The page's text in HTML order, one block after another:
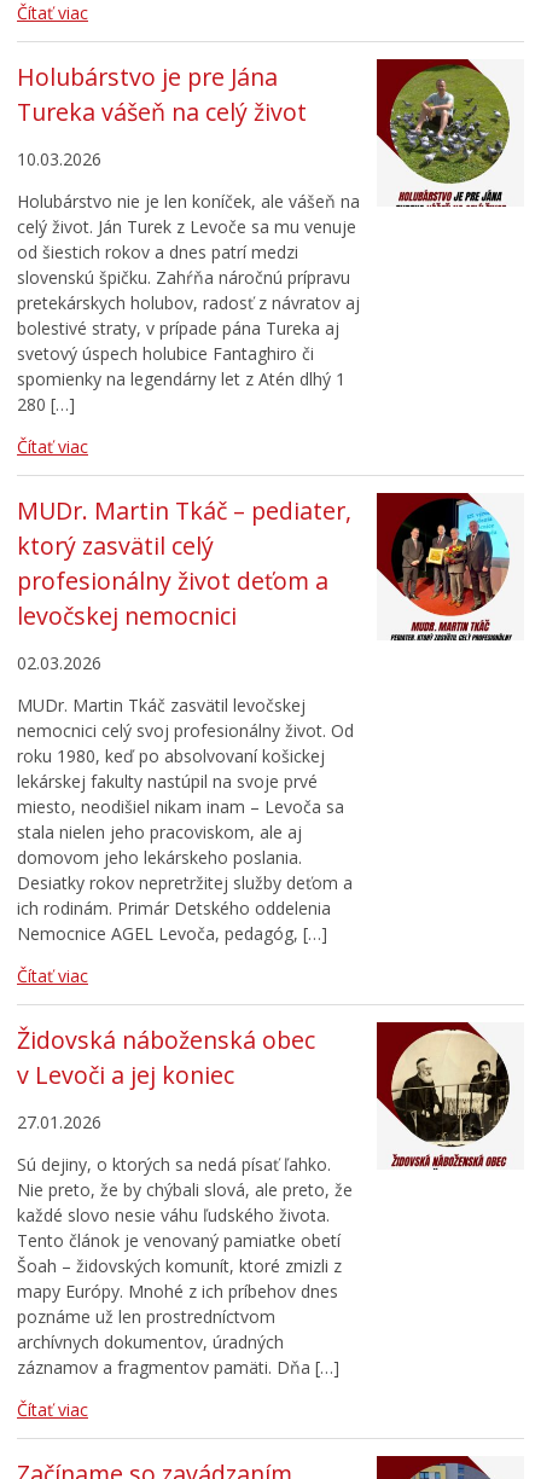
Čítať viac
Holubárstvo je pre Jána
Tureka vášeň na celý život
10.03.2026
Holubárstvo nie je len koníček, ale vášeň na
celý život. Ján Turek z Levoče sa mu venuje
od šiestich rokov a dnes patrí medzi
slovenskú špičku. Zahŕňa náročnú prípravu
pretekárskych holubov, radosť z návratov aj
bolestivé straty, v prípade pána Tureka aj
svetový úspech holubice Fantaghiro či
spomienky na legendárny let z Atén dlhý 1
280 […]
Čítať viac
MUDr. Martin Tkáč – pediater,
ktorý zasvätil celý
profesionálny život deťom a
levočskej nemocnici
02.03.2026
MUDr. Martin Tkáč zasvätil levočskej
nemocnici celý svoj profesionálny život. Od
roku 1980, keď po absolvovaní košickej
lekárskej fakulty nastúpil na svoje prvé
miesto, neodišiel nikam inam – Levoča sa
stala nielen jeho pracoviskom, ale aj
domovom jeho lekárskeho poslania.
Desiatky rokov nepretržitej služby deťom a
ich rodinám. Primár Detského oddelenia
Nemocnice AGEL Levoča, pedagóg, […]
Čítať viac
Židovská náboženská obec
v Levoči a jej koniec
27.01.2026
Sú dejiny, o ktorých sa nedá písať ľahko.
Nie preto, že by chýbali slová, ale preto, že
každé slovo nesie váhu ľudského života.
Tento článok je venovaný pamiatke obetí
Šoah – židovských komunít, ktoré zmizli z
mapy Európy. Mnohé z ich príbehov dnes
poznáme už len prostredníctvom
archívnych dokumentov, úradných
záznamov a fragmentov pamäti. Dňa […]
Čítať viac